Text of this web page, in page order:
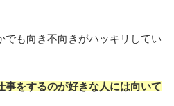
でも向き不向きがハッキリしてい
事をするのが好きな人には向いて